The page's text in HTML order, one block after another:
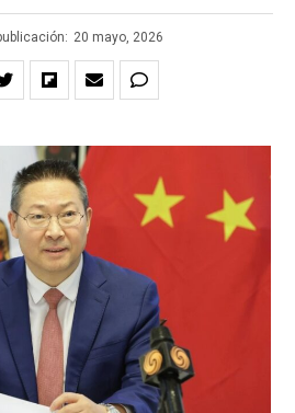
20 mayo, 2026